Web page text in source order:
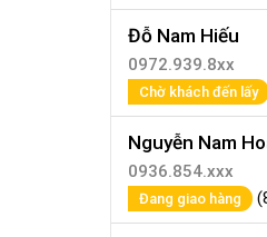
Đỗ Nam Hiếu
0972.939.8xx
Chờ khách đến lấy
Nguyễn Nam
0936.854.xxx
Đang giao hàng